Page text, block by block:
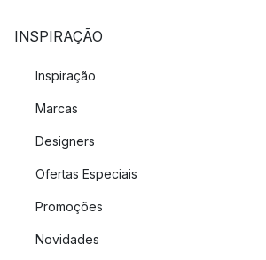
INSPIRAÇÃO
Inspiração
Marcas
Designers
Ofertas Especiais
Promoções
Novidades